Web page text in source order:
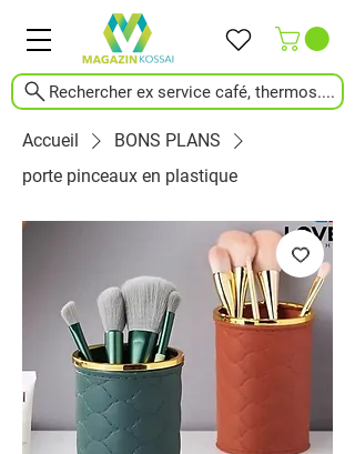
Rechercher ex service café, thermos....
Accueil
BONS PLANS
porte pinceaux en plastique